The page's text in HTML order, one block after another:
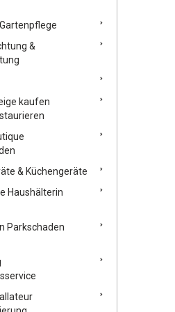
&
kaufen
& Küchengeräte
Haushälterin
Parkschaden